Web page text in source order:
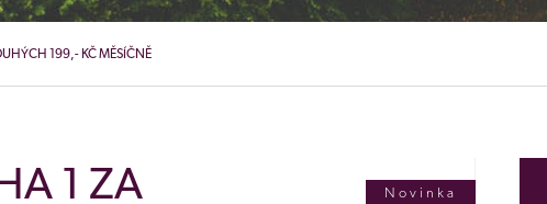
199,- KČ MĚSÍČNĚ
1 ZA Novinka